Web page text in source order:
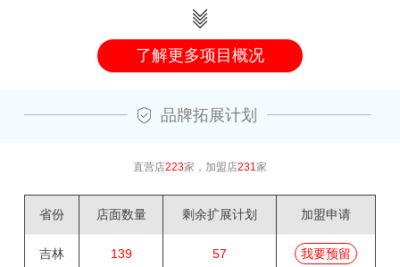
了解更多项目概况
品牌拓展计划
直营店223家，加盟店231家
省份 店面数量 剩余扩展计划 加盟申请
吉林 139 57 我要预留